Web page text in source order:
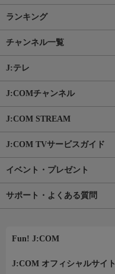
ランキング
チャンネル一覧
J:テレ
J:COMチャンネル
J:COM STREAM
J:COM TVサービスガイド
イベント・プレゼント
サポート・よくある質問
Fun! J:COM
J:COM オフィシャルサイト